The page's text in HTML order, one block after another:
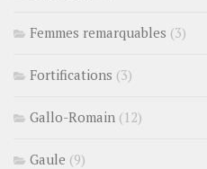
Femmes remarquables (3)
Fortifications (3)
Gallo-Romain (12)
Gaule (9)